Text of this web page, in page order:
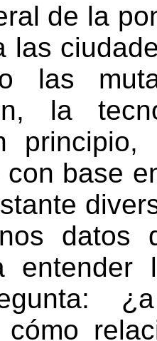
de la
las
las
la
con base
datos
entender